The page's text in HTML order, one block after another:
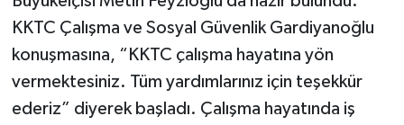
KKTC Çalışma ve Sosyal Güvenlik Gardiyanoğlu
konuşmasına, “KKTC çalışma hayatına yön
vermektesiniz. Tüm yardımlarınız için teşekkür
ederiz” diyerek başladı. Çalışma hayatında iş